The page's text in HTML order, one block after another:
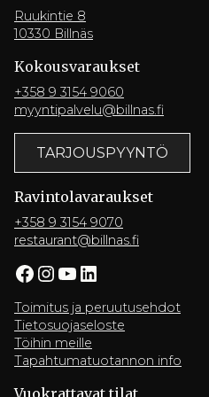
Ruukintie 8
10330 Billnäs
Kokousvaraukset
+358 9 3154 9060
myyntipalvelu@billnas.fi
TARJOUSPYYNTÖ
Ravintola­varaukset
+358 9 3154 9070
restaurant@billnas.fi
Facebook InstagramYouTube LinkedIn
Toimitus ja peruutusehdot
Tietosuojaseloste
Töihin meille
Tapahtumatuotannon info